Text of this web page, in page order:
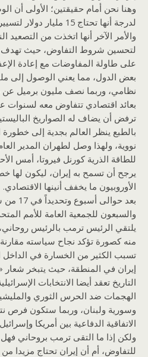
وهنا نحن أمام حقيقتين؛ الأولى أن
لدرجة أنها تحتاج 15
والأمر الآخر أنها اتخذت من التصعيد
لتحسين شروط التفاوض، حيث تهدف
على طاولة المفاوضات مع إعادة
بعض الدول، مما يعني الوصول إلى
نظامي، وربما نصف مليون برميل عن
بعائد اقتصادي تتفاوض معه لسنوات
ترفض أن يضاف له الصواريخ
بالطبع ينظر العالم بجدية إلى خطورة
نووية، ولهذا وصل لطهران المدير
للطاقة الذرية كورنل فيروتا، أمس
يرجح أن تسمح به إيران، ليكون لها
الأوروبيون ما يخفف أنينها الاقتصادي.
بعد
والسبعون للجمعية العامة للأمم
يلتقي الرئيس ترمب بالرئيس
منه كصورة تؤكد نجاح سياسته
تسبب الكثير من الخسارة في الداخل
إيران في المنطقة، حيث يتبخر
التاريخ تعقد أيضا الانتخابات
الهجمات ضد الحرس الثوري
وسورية ولبنان، وربما ستكون فرص
الاتفاقية الدفاعية بين أمريكا
ولكن إذا ما التقى ترمب بروحاني
للتفاوض، أم أن إيران تحتاج مزيدا